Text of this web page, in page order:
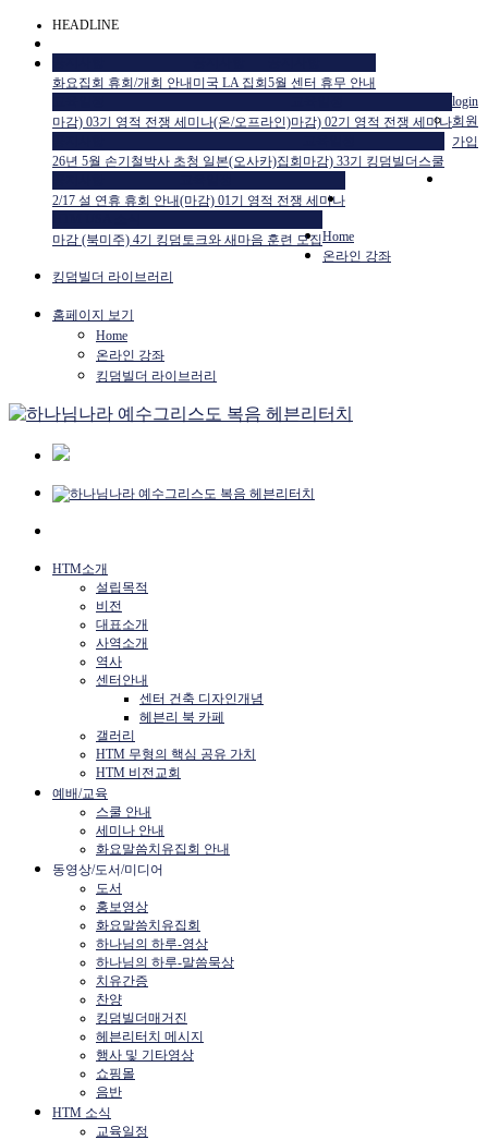
HEADLINE
화요집회 휴회/개회 안내 미국 LA 집회 5월 센터 휴무 안내
마감) 03기 영적 전쟁 세미나(온/오프라인)마감) 02기 영적 전쟁 세미나
26년 5월 손기철박사 초청 일본(오사카)집회 마감) 33기 킹덤빌더스쿨
2/17 설 연휴 휴회 안내(마감) 01기 영적 전쟁 세미나
마감 (북미주) 4기 킹덤토크와 새마음 훈련 모집
login
회원
가입
Home
온라인 강좌
킹덤빌더 라이브러리
홈페이지 보기
Home
온라인 강좌
킹덤빌더 라이브러리
HTM소개
설립목적
비전
대표소개
사역소개
역사
센터안내
센터 건축 디자인개념
헤븐리 북 카페
갤러리
HTM 무형의 핵심 공유 가치
HTM 비전교회
예배/교육
스쿨 안내
세미나 안내
화요말씀치유집회 안내
동영상/도서/미디어
도서
홍보영상
화요말씀치유집회
하나님의 하루-영상
하나님의 하루-말씀묵상
치유간증
찬양
킹덤빌더매거진
헤븐리터치 메시지
행사 및 기타영상
쇼핑몰
음반
HTM 소식
교육일정